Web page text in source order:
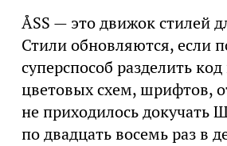
ÅSS — это движок стилей
Стили обновляются, если
суперспособ разделить
цветовых схем, шрифтов,
не приходилось докучать
по двадцать восемь раз в